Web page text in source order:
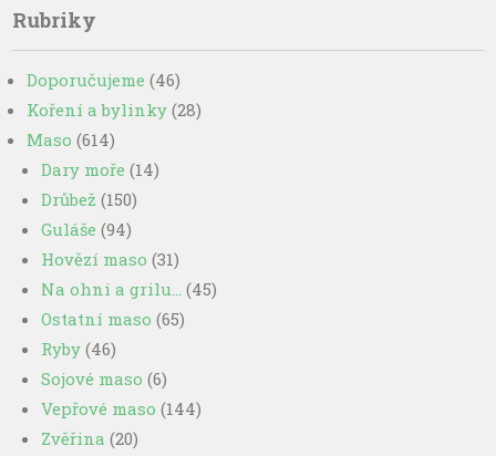
Rubriky
Doporučujeme (46)
Koření a bylinky (28)
Maso (614)
Dary moře (14)
Drůbež (150)
Guláše (94)
Hovězí maso (31)
Na ohni a grilu… (45)
Ostatní maso (65)
Ryby (46)
Sojové maso (6)
Vepřové maso (144)
Zvěřina (20)